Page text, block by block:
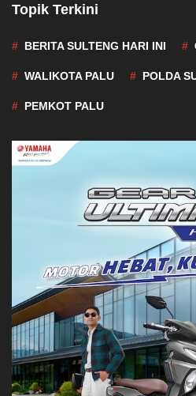
Topik Terkini
BERITA SULTENG HARI INI
WALIKOTA PALU POLDA
PEMKOT PALU